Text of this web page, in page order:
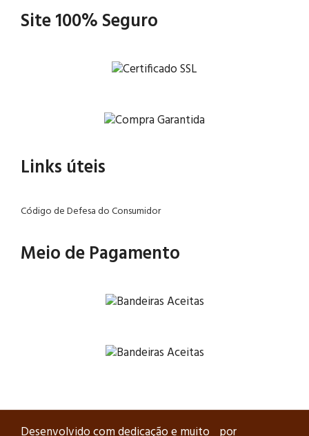
Site 100% Seguro
Links úteis
Código de Defesa do Consumidor
Meio de Pagamento